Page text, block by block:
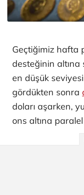
Geçtiğimiz hafta
desteğinin altına
en düşük
gördükten sonra
doları aşarken,
ons altına